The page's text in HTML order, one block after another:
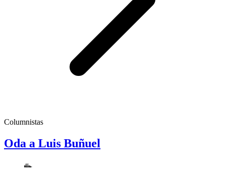
Columnistas
Oda a Luis Buñuel